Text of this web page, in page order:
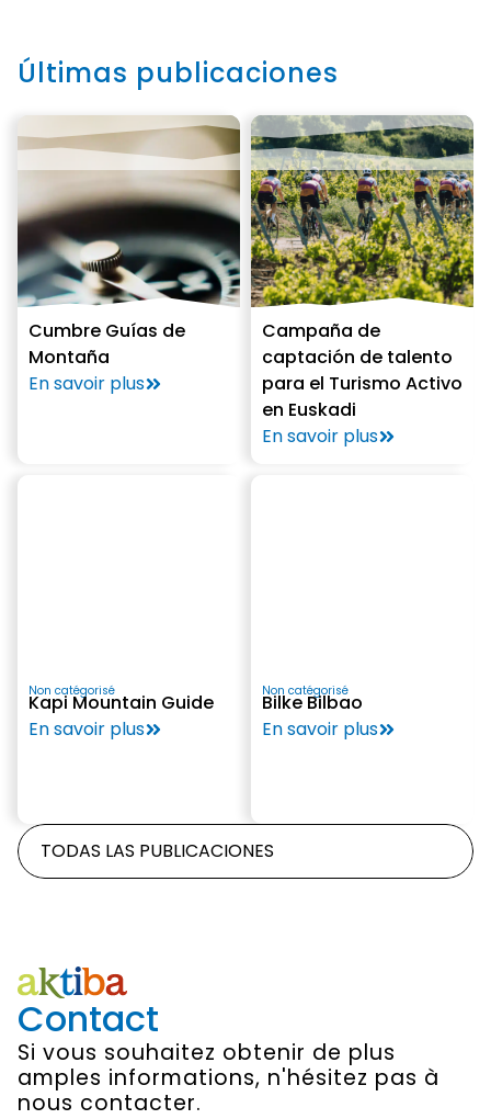
Últimas publicaciones
Cumbre Guías de
Montaña
En savoir plus
Campaña de
captación de talento
para el Turismo Activo
en Euskadi
En savoir plus
Non catégorisé
Kapi Mountain Guide
En savoir plus
Non catégorisé
Bilke Bilbao
En savoir plus
TODAS LAS PUBLICACIONES
Contact
Si vous souhaitez obtenir de plus
amples informations, n'hésitez pas à
nous contacter.